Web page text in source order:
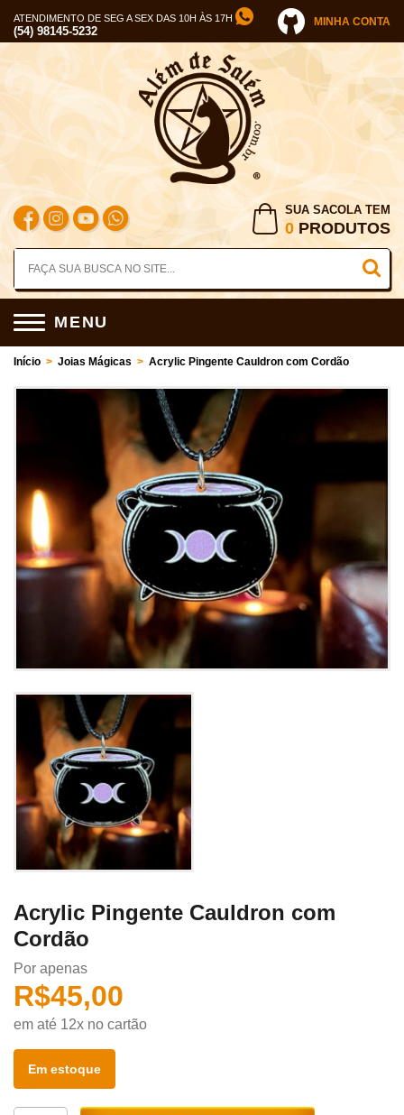
ATENDIMENTO DE SEG A SEX DAS 10H ÀS 17H
(54) 98145-5232
MINHA CONTA
SUA SACOLA TEM
0 PRODUTOS
MENU
Início > Joias Mágicas > Acrylic Pingente Cauldron com Cordão
Acrylic Pingente Cauldron com
Cordão
Por apenas
R$45,00
em até 12x no cartão
Em estoque